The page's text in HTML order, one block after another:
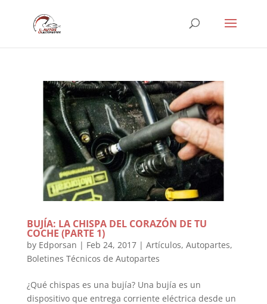
BUJÍA: LA CHISPA DEL CORAZÓN DE TU
COCHE (PARTE 1)
by Edporsan | Feb 24, 2017| Artículos, Autopartes,
Boletines Técnicos de Autopartes
¿Qué chispas es una bujía? Una bujía es un
dispositivo que entrega corriente eléctrica desde un